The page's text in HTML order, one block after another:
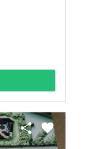
share favorite